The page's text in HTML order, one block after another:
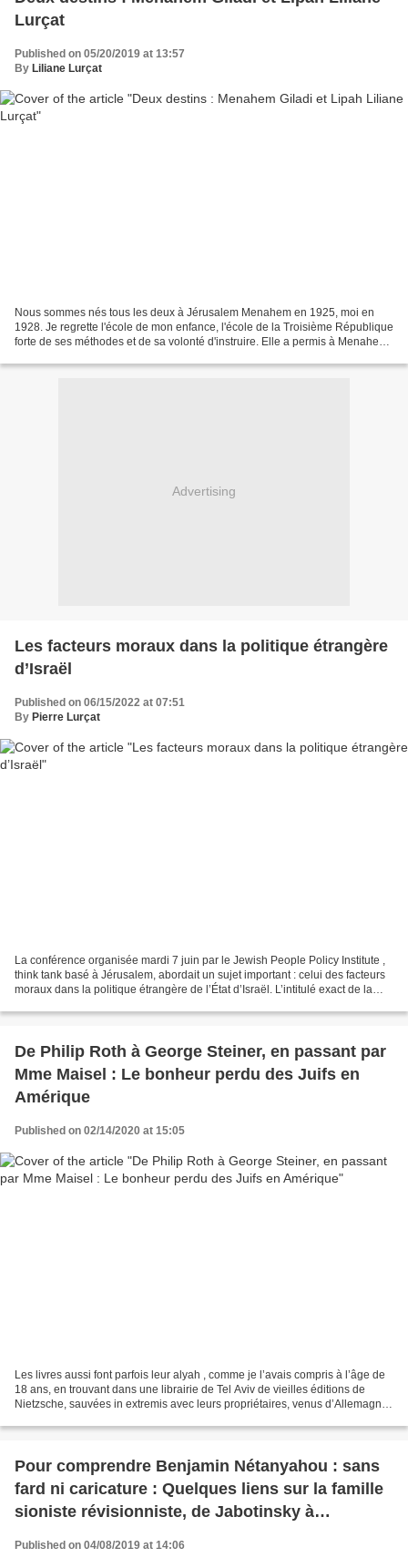
Lurçat
Published on 05/20/2019 at 13:57
By Liliane Lurçat
Nous sommes nés tous les deux à Jérusalem Menahem en 1925, moi en
1928. Je regrette l'école de mon enfance, l'école de la Troisième République
forte de ses méthodes et de sa volonté d'instruire. Elle a permis à Menahem
Advertising
Les facteurs moraux dans la politique étrangère
d’Israël
Published on 06/15/2022 at 07:51
By Pierre Lurçat
La conférence organisée mardi 7 juin par le Jewish People Policy Institute ,
think tank basé à Jérusalem, abordait un sujet important : celui des facteurs
moraux dans la politique étrangère de l’État d’Israël. L’intitulé exact de la
De Philip Roth à George Steiner, en passant par
Mme Maisel : Le bonheur perdu des Juifs en
Amérique
Published on 02/14/2020 at 15:05
Les livres aussi font parfois leur alyah , comme je l’avais compris à l’âge de
18 ans, en trouvant dans une librairie de Tel Aviv de vieilles éditions de
Nietzsche, sauvées in extremis avec leurs propriétaires, venus d’Allemagne
Pour comprendre Benjamin Nétanyahou : sans
fard ni caricature : Quelques liens sur la famille
sioniste révisionniste, de Jabotinsky à
Published on 04/08/2019 at 14:06